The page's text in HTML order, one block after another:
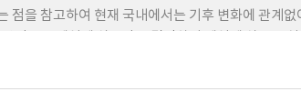
점을 참고하여 현재 국내에서는 기후 변화에 관계없
제를 야기할 수 있으며 위 문제를 해결하기 위해서